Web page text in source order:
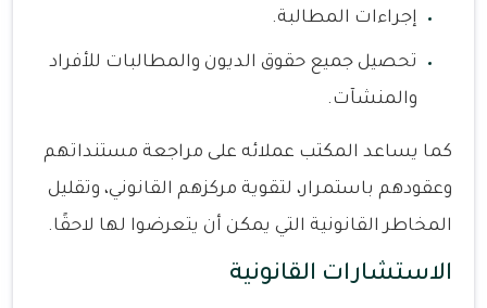
إجراءات المطالبة.
تحصيل جميع حقوق الديون والمطالبات للأفراد
والمنشآت.
كما يساعد المكتب عملائه على مراجعة مستنداتهم
وعقودهم باستمرار، لتقوية مركزهم القانوني، وتقليل
المخاطر القانونية التي يمكن أن يتعرضوا لها لاحقًا.
الاستشارات القانونية